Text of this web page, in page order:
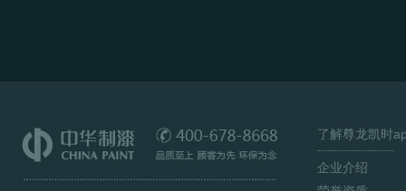
了解尊龙凯时
企业介绍